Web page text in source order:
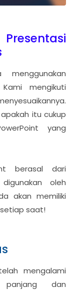
menggunakan
mengikuti
itu cukup
yang
berasal dari
oleh
akan memiliki
saat!
mengalami
panjang dan